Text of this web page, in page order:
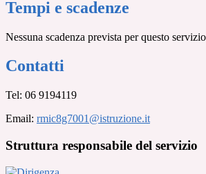
Tempi e scadenze
Nessuna scadenza prevista per questo
Contatti
Tel: 06 9194119
Email: rmic8g7001@istruzione.it
Struttura responsabile del servizio